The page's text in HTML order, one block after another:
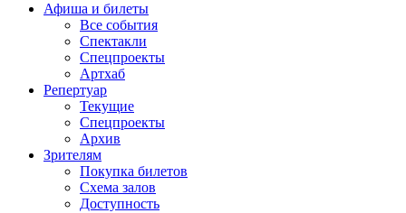
Афиша и билеты
Все события
Спектакли
Спецпроекты
Артхаб
Репертуар
Текущие
Спецпроекты
Архив
Зрителям
Покупка билетов
Схема залов
Доступность